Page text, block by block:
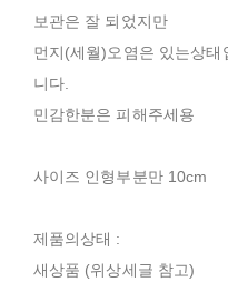
보관은 잘 되었지만
먼지(세월)오염은 있는상태
니다.
민감한분은 피해주세용
사이즈 인형부분만 10cm
제품의상태 :
새상품 (위상세글 참고)